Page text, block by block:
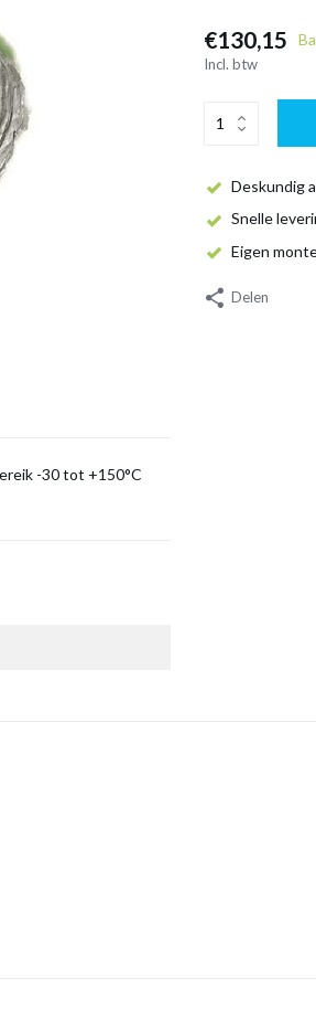
-30 tot +150°C
€130,15
Incl. btw
Deskundig
Snelle
Eigen
Delen